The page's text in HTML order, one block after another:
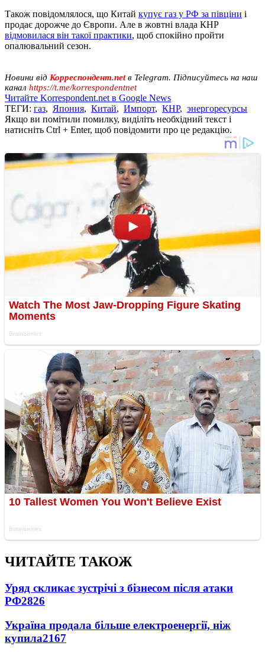
Також повідомлялося, що Китай купує газ у РФ за півціни і
продає дорожче до Європи. Але в жовтні влада КНР
відмовилася він такої практики, щоб спокійно пройти
опалювальний сезон.
Новини від Корреспондент.netв Telegram. Підписуйтесь на наш
канал https://t.me/korrespondentnet
Читайте Korrespondent.net в Google News
ТЕГИ: газ, Япония, Китай, Импорт, КНР, энергоресурсы
Якщо ви помітили помилку, виділіть необхідний текст і
натисніть Ctrl + Enter, щоб повідомити про це редакцію.
ЧИТАЙТЕ ТАКОЖ
Уряд скликає зустрічі з бізнесом після атаки
РФ2826
Україна продала більше електроенергії, ніж
купила2167